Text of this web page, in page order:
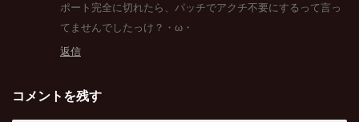
ポート完全に切れたら、パッチでアクチ不要にするって言っ
てませんでしたっけ？・ω・
返信
コメントを残す